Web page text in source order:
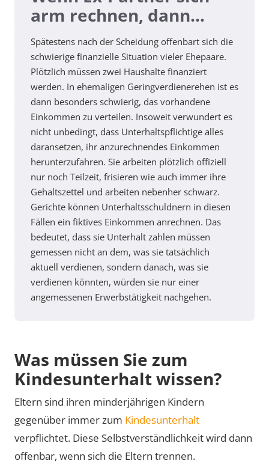
arm rechnen, dann…
Spätestens nach der Scheidung offenbart sich die
schwierige finanzielle Situation vieler Ehepaare.
Plötzlich müssen zwei Haushalte finanziert
werden. In ehemaligen Geringverdienerehen ist es
dann besonders schwierig, das vorhandene
Einkommen zu verteilen. Insoweit verwundert es
nicht unbedingt, dass Unterhaltspflichtige alles
daransetzen, ihr anzurechnendes Einkommen
herunterzufahren. Sie arbeiten plötzlich offiziell
nur noch Teilzeit, frisieren wie auch immer ihre
Gehaltszettel und arbeiten nebenher schwarz.
Gerichte können Unterhaltsschuldnern in diesen
Fällen ein fiktives Einkommen anrechnen. Das
bedeutet, dass sie Unterhalt zahlen müssen
gemessen nicht an dem, was sie tatsächlich
aktuell verdienen, sondern danach, was sie
verdienen könnten, würden sie nur einer
angemessenen Erwerbstätigkeit nachgehen.
Was müssen Sie zum
Kindesunterhalt wissen?
Eltern sind ihren minderjährigen Kindern
gegenüber immer zum Kindesunterhalt
verpflichtet. Diese Selbstverständlichkeit wird dann
offenbar, wenn sich die Eltern trennen.